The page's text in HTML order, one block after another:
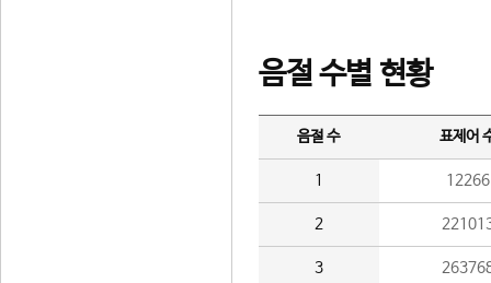
음절 수별 현황
음절 수 표제어
1 12266
2
3